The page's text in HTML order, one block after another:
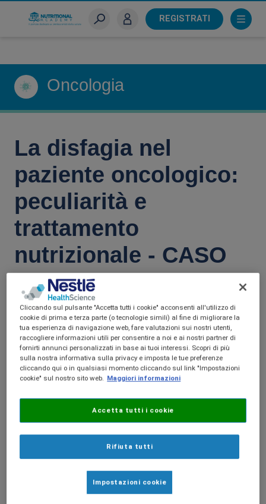
REGISTRATI
Oncologia
La disfagia nel
paziente oncologico:
peculiarità e
trattamento
nutrizionale - CASO
CLINICO
Cliccando sul pulsante "Accetta tutti i cookie" acconsenti all'utilizzo di
cookie di prima e terza parte (o tecnologie simili) al fine di migliorare la
tua esperienza di navigazione web, fare valutazioni sui nostri utenti,
raccogliere informazioni utili per consentire a noi e ai nostri partner di
fornirti annunci personalizzati in base ai tuoi interessi. Scopri di più
sulla nostra informativa sulla privacy e imposta le tue preferenze
cliccando qui o in qualsiasi momento cliccando sul link "Impostazioni
cookie" sul nostro sito web. Maggiori informazioni
Rifiuta tutti
Accetta tutti i cookie
Impostazioni cookie